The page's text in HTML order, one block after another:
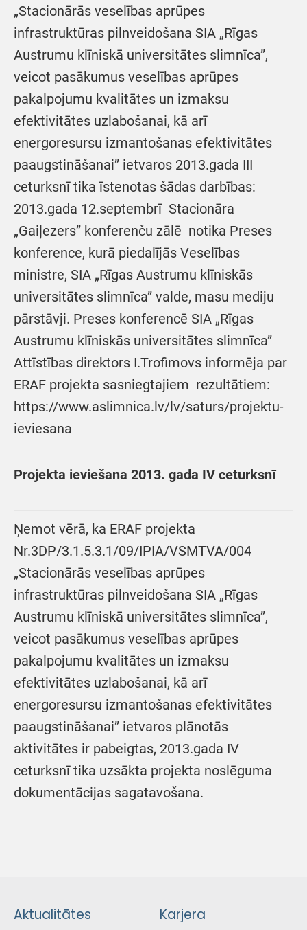
„Stacionārās veselības aprūpes
infrastruktūras pilnveidošana SIA „Rīgas
Austrumu klīniskā universitātes slimnīca”,
veicot pasākumus veselības aprūpes
pakalpojumu kvalitātes un izmaksu
efektivitātes uzlabošanai, kā arī
energoresursu izmantošanas efektivitātes
paaugstināšanai” ietvaros 2013.gada III
ceturksnī tika īstenotas šādas darbības:
2013.gada 12.septembrī Stacionāra
„Gaiļezers” konferenču zālē notika Preses
konference, kurā piedalījās Veselības
ministre, SIA „Rīgas Austrumu klīniskās
universitātes slimnīca” valde, masu mediju
pārstāvji. Preses konferencē SIA „Rīgas
Austrumu klīniskās universitātes slimnīca”
Attīstības direktors I.Trofimovs informēja par
ERAF projekta sasniegtajiem rezultātiem:
https://www.aslimnica.lv/lv/saturs/projektu-
ieviesana
Projekta ieviešana 2013. gada IV ceturksnī
Ņemot vērā, ka ERAF projekta
Nr.3DP/3.1.5.3.1/09/IPIA/VSMTVA/004
„Stacionārās veselības aprūpes
infrastruktūras pilnveidošana SIA „Rīgas
Austrumu klīniskā universitātes slimnīca”,
veicot pasākumus veselības aprūpes
pakalpojumu kvalitātes un izmaksu
efektivitātes uzlabošanai, kā arī
energoresursu izmantošanas efektivitātes
paaugstināšanai” ietvaros plānotās
aktivitātes ir pabeigtas, 2013.gada IV
ceturksnī tika uzsākta projekta noslēguma
dokumentācijas sagatavošana.
Aktualitātes Karjera